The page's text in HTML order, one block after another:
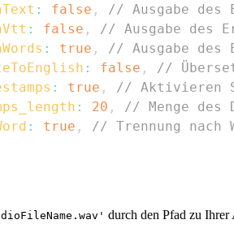
: false ,
// Ausgabe des
: false ,
// Ausgabe des
: true ,
// Ausgabe des
: false ,
//
: true ,
// Aktivieren
: 20 ,
// Menge des
: true ,
// Trennung nach
durch den Pfad zu